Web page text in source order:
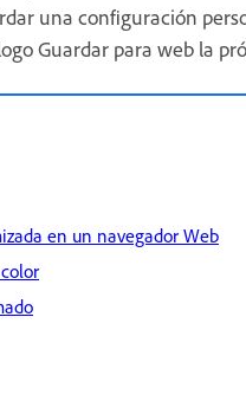
una configuración
Guardar para web la
en un navegador Web